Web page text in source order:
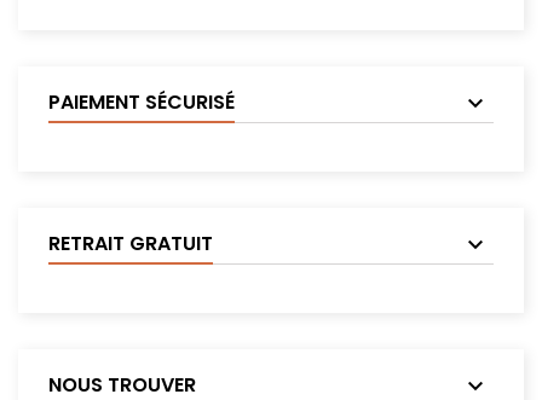
PAIEMENT SÉCURISÉ
RETRAIT GRATUIT
NOUS TROUVER